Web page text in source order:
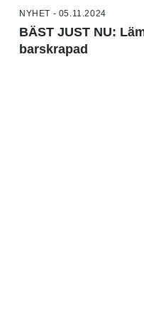
NYHET - 05.11.2024
BÄST JUST NU:
barskrapad